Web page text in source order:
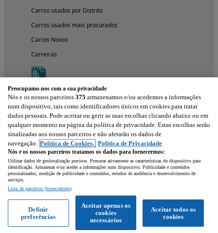
Carros usados por Distrito
Carros usados mais procurados
Carros Novos
Carreiras
Experimenta a aplicação
Preocupamo-nos com a sua privacidade
Nós e os nossos parceiros 375 armazenamos e/ou acedemos a informações
num dispositivo, tais como identificadores únicos em cookies para tratar
dados pessoais. Pode aceitar ou gerir as suas escolhas clicando abaixo ou em
qualquer momento na página da política de privacidade. Estas escolhas serão
sinalizadas aos nossos parceiros e não afetarão os dados de
navegação. Política de Cookies, Política de Privacidade
Nós e os nossos parceiros tratamos os dados para fornecermos:
Utilizar dados de geolocalização precisos. Procurar ativamente as características do dispositivo para
identificação. Armazenar e/ou aceder a informações num dispositivo. Publicidade e conteúdos
personalizados, medição de publicidade e conteúdos, estudos de audiência e desenvolvimento de
serviços.
Lista de parceiros (fornecedores)
Aceitar todos os
cookies
Aceitar apenas os
cookies
necessários
Definir
preferências